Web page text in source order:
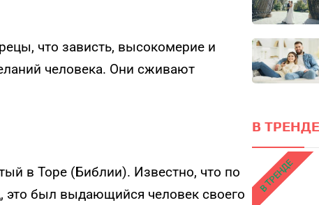
что зависть, высокомерие и
человека. Они сживают
в Торе (Библии). Известно, что по
это был выдающийся человек своего
В
В ТРЕНДЕ